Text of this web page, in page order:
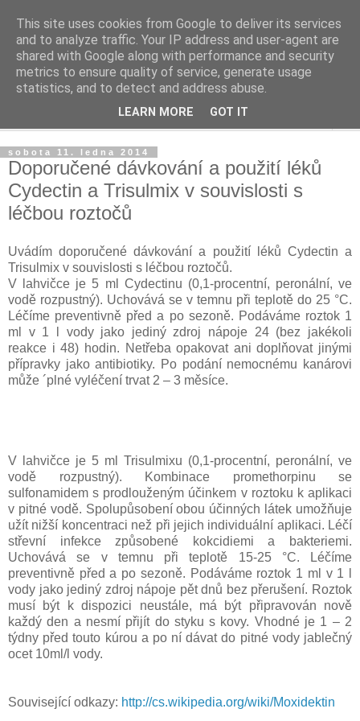
Chov zpěvných kanárů
Osobní stránky chovatele Miloslava Macána
sobota 11. ledna 2014
Doporučené dávkování a použití léků
Cydectin a Trisulmix v souvislosti s
léčbou roztočů
Uvádím doporučené dávkování a použití léků Cydectin a
Trisulmix v souvislosti s léčbou roztočů.
V lahvičce je 5 ml Cydectinu (0,1-procentní, peronální, ve
vodě rozpustný). Uchovává se v temnu při teplotě do 25 °C.
Léčíme preventivně před a po sezoně. Podáváme roztok 1
ml v 1 l vody jako jediný zdroj nápoje 24 (bez jakékoli
reakce i 48) hodin. Netřeba opakovat ani doplňovat jinými
přípravky jako antibiotiky. Po podání nemocnému kanárovi
může ´plné vyléčení trvat 2 – 3 měsíce.
V lahvičce je 5 ml Trisulmixu (0,1-procentní, peronální, ve
vodě rozpustný). Kombinace promethorpinu se
sulfonamidem s prodlouženým účinkem v roztoku k aplikaci
v pitné vodě. Spolupůsobení obou účinných látek umožňuje
užít nižší koncentraci než při jejich individuální aplikaci. Léčí
střevní infekce způsobené kokcidiemi a bakteriemi.
Uchovává se v temnu při teplotě 15-25 °C. Léčíme
preventivně před a po sezoně. Podáváme roztok 1 ml v 1 l
vody jako jediný zdroj nápoje pět dnů bez přerušení. Roztok
musí být k dispozici neustále, má být připravován nově
každý den a nesmí přijít do styku s kovy. Vhodné je 1 – 2
týdny před touto kúrou a po ní dávat do pitné vody jablečný
ocet 10ml/l vody.
Související odkazy: http://cs.wikipedia.org/wiki/Moxidektin
This site uses cookies from Google to deliver its services
and to analyze traffic. Your IP address and user-agent are
shared with Google along with performance and security
metrics to ensure quality of service, generate usage
statistics, and to detect and address abuse.
LEARN MORE GOT IT